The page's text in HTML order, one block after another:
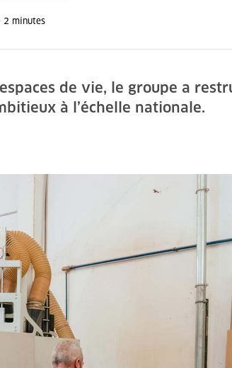
2 minutes
de vie, le groupe a
à l’échelle nationale.